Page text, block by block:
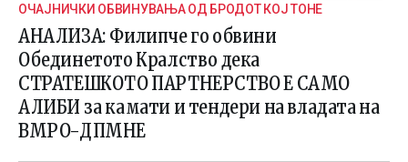
ОЧАЈНИЧКИ ОБВИНУВАЊА ОД БРОДОТ КОЈ ТОНЕ
АНАЛИЗА: Филипче го обвини
Обединетото Кралство дека
СТРАТЕШКОТО ПАРТНЕРСТВО Е САМО
АЛИБИ за камати и тендери на владата на
ВМРО-ДПМНЕ